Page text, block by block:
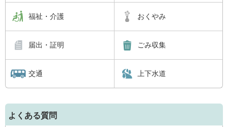
福祉・介護 おくやみ
届出・証明 ごみ収集
交通 上下水道
よくある質問